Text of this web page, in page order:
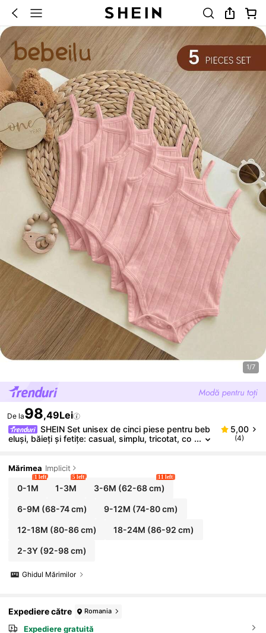
1/7
De la98,49Lei
SHEIN Set unisex de cinci piese pentru beb
eluși, băieți și fetițe: casual, simplu, tricotat, co
5,00
(4)
Mărimea Implicit
0-1M
1 left
1-3M
5 left
3-6M (62-68 cm)
11 left
6-9M (68-74 cm) 9-12M (74-80 cm)
12-18M (80-86 cm) 18-24M (86-92 cm)
2-3Y(92-98 cm)
Ghidul Mărimilor
Expediere către Romania
Expediere gratuită